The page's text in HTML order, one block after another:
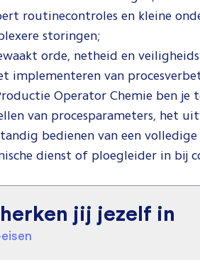
routinecontroles en kleine
storingen;
orde, netheid en
implementeren van
Operator Chemie ben je
van procesparameters, het
bedienen van een
dienst of ploegleider in bij
jij jezelf in